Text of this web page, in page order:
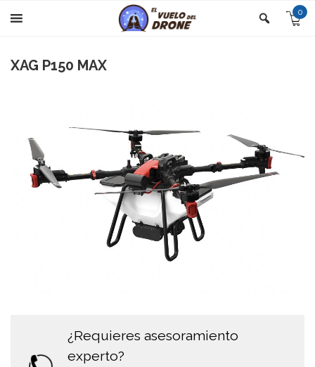
0
XAG P150 MAX
¿Requieres asesoramiento
experto?